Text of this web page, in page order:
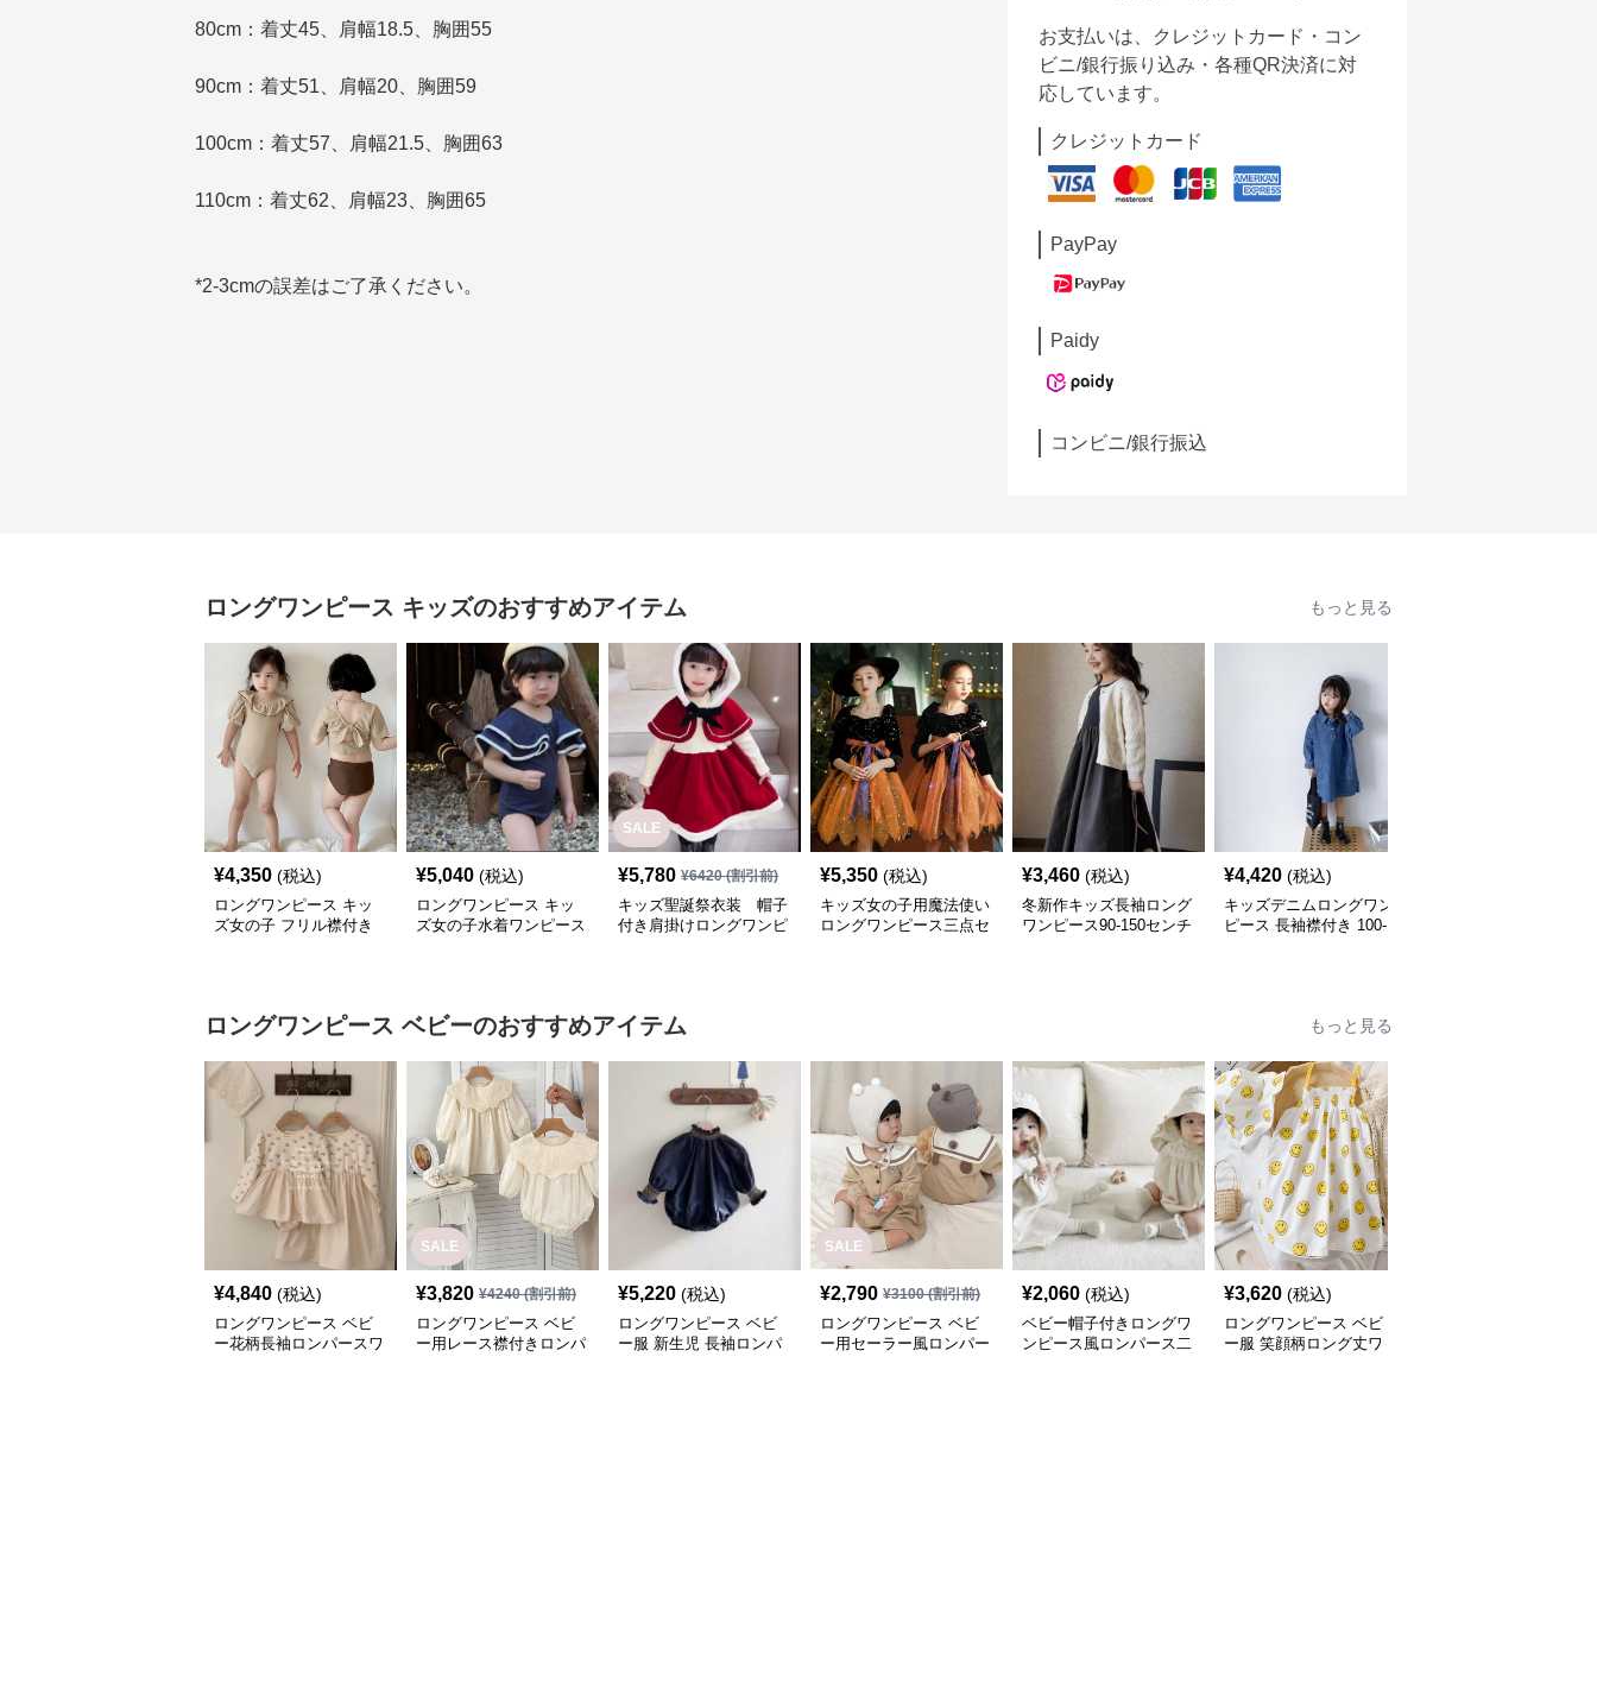
80cm：着丈45、肩幅18.5、胸囲55
90cm：着丈51、肩幅20、胸囲59
100cm：着丈57、肩幅21.5、胸囲63
110cm：着丈62、肩幅23、胸囲65
*2-3cmの誤差はご了承ください。
お支払いは、クレジットカード・コン
ビニ/銀行振り込み・各種QR決済に対
応しています。
クレジットカード
PayPay
Paidy
コンビニ/銀行振込
ロングワンピース キッズのおすすめアイテム もっと見る
¥4,350 (税込)
ロングワンピース キッ
ズ女の子 フリル襟付き
¥5,040 (税込)
ロングワンピース キッ
ズ女の子水着ワンピース
SALE
¥5,780 ¥6420(割引前)
キッズ聖誕祭衣装 帽子
付き肩掛けロングワンピ
¥5,350 (税込)
キッズ女の子用魔法使い
ロングワンピース三点セ
¥3,460 (税込)
冬新作キッズ長袖ロング
ワンピース90-150センチ
¥4,420 (税込)
キッズデニムロングワン
ピース 長袖襟付き 100-
ロングワンピース ベビーのおすすめアイテム もっと見る
¥4,840 (税込)
ロングワンピース ベビ
ー花柄長袖ロンパースワ
SALE
¥3,820 ¥4240(割引前)
ロングワンピース ベビ
ー用レース襟付きロンパ
¥5,220 (税込)
ロングワンピース ベビ
ー服 新生児 長袖ロンパ
SALE
¥2,790 ¥3100(割引前)
ロングワンピース ベビ
ー用セーラー風ロンパー
¥2,060 (税込)
ベビー帽子付きロングワ
ンピース風ロンパース二
¥3,620 (税込)
ロングワンピース ベビ
ー服 笑顔柄ロング丈ワ